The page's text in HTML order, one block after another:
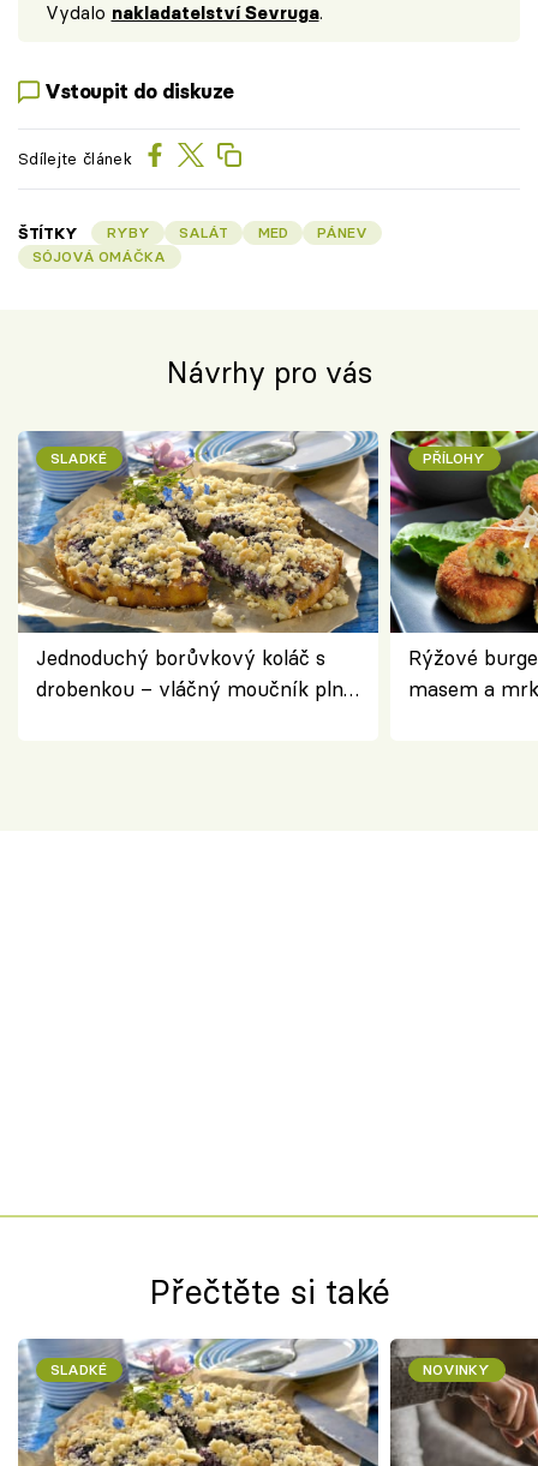
Vydalo nakladatelství Sevruga.
Vstoupit do diskuze
Sdílejte článek
ŠTÍTKY RYBY SALÁT MED
PÁNEV
SÓJOVÁ OMÁČKA
Návrhy pro vás
SLADKÉ
Jednoduchý borůvkový koláč s
drobenkou – vláčný moučník plný
PŘÍLOHY
Rýžové
masem a
Přečtěte si také
SLADKÉ NOVINKY